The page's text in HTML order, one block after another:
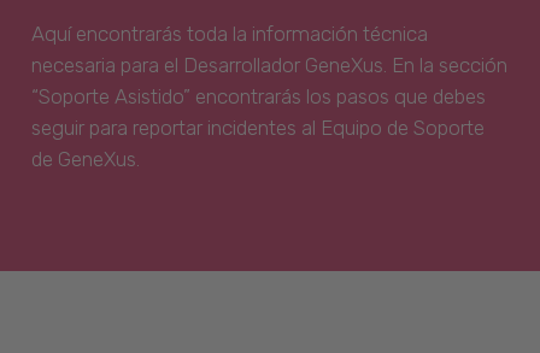
Aquí encontrarás toda la información técnica
necesaria para el Desarrollador GeneXus. En la sección
“Soporte Asistido” encontrarás los pasos que debes
seguir para reportar incidentes al Equipo de Soporte
de GeneXus.